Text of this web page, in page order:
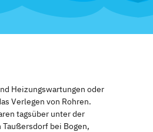
Heizungswartungen oder
Verlegen von Rohren.
tagsüber unter der
bei Bogen,